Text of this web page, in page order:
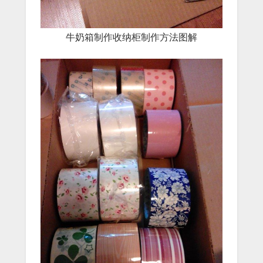
牛奶箱制作收纳柜制作方法图解